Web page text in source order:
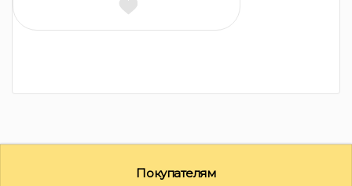
Покупателям